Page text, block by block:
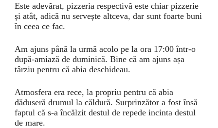
Este adevărat, pizzeria respectivă este chiar pizzerie
și atât, adică nu servește altceva, dar sunt foarte buni
în ceea ce fac.
Am ajuns până la urmă acolo pe la ora 17:00 într-o
după-amiază de duminică. Bine că am ajuns așa
târziu pentru că abia deschideau.
Atmosfera era rece, la propriu pentru că abia
dăduseră drumul la căldură. Surprinzător a fost însă
faptul că s-a încălzit destul de repede incinta destul
de mare.